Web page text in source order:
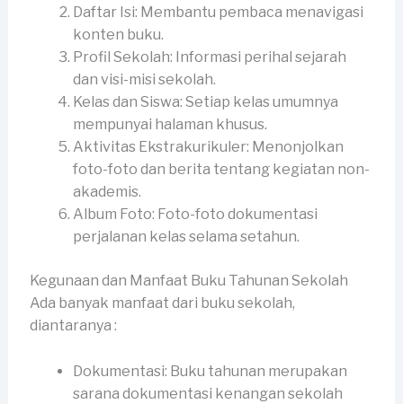
Daftar Isi: Membantu pembaca menavigasi
konten buku.
Profil Sekolah: Informasi perihal sejarah
dan visi-misi sekolah.
Kelas dan Siswa: Setiap kelas umumnya
mempunyai halaman khusus.
Aktivitas Ekstrakurikuler: Menonjolkan
foto-foto dan berita tentang kegiatan non-
akademis.
Album Foto: Foto-foto dokumentasi
perjalanan kelas selama setahun.
Kegunaan dan Manfaat Buku Tahunan Sekolah
Ada banyak manfaat dari buku sekolah,
diantaranya :
Dokumentasi: Buku tahunan merupakan
sarana dokumentasi kenangan sekolah